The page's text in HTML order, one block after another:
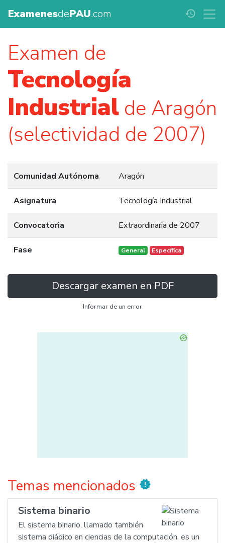
ExamenesdePAU.com history
Examen de
Tecnología
Industrial de Aragón
(selectividad de 2007)
Comunidad Autónoma Aragón
Asignatura Tecnología Industrial
Convocatoria Extraordinaria de 2007
Fase General Específica
Descargar examen en PDF
Informar de un error
Temas mencionados new_releases
Sistema binario
El sistema binario, llamado también
sistema diádico en ciencias de la computación, es un